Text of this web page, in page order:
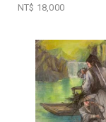
NT$ 18,000